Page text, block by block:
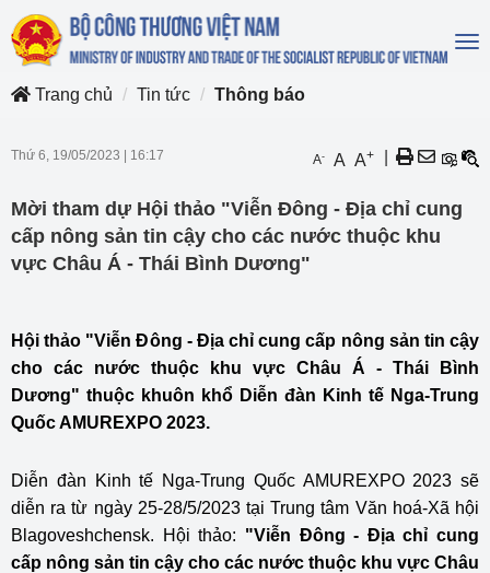
Trang chủ
Tin tức Thông báo
Thứ 6, 19/05/2023 16:17 A- A A+
Mời tham dự Hội thảo "Viễn Đông - Địa chỉ cung
cấp nông sản tin cậy cho các nước thuộc khu
vực Châu Á - Thái Bình Dương"
Hội thảo "Viễn Đông - Địa chỉ cung cấp nông sản tin cậy
cho các nước thuộc khu vực Châu Á - Thái Bình
Dương" thuộc khuôn khổ Diễn đàn Kinh tế Nga-Trung
Quốc AMUREXPO 2023.
Diễn đàn Kinh tế Nga-Trung Quốc AMUREXPO 2023 sẽ
diễn ra từ ngày 25-28/5/2023 tại Trung tâm Văn hoá-Xã hội
Blagoveshchensk. Hội thảo: "Viễn Đông - Địa chỉ cung
cấp nông sản tin cậy cho các nước thuộc khu vực Châu